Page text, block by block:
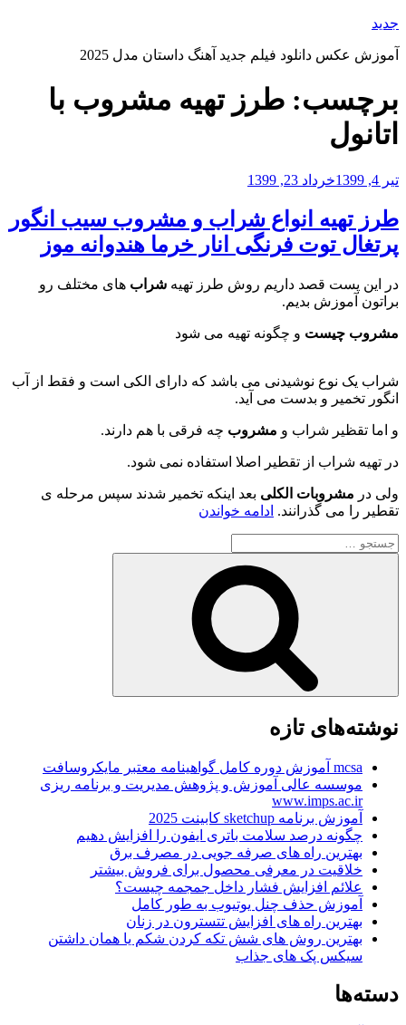
رفتن
محتوا
جدید
آموزش عکس دانلود فیلم جدید آهنگ داستان مدل 2025
برچسب: طرز تهیه مشروب با
اتانول
نوشته‌شده
تیر 4, 1399 خرداد 23, 1399
طرز تهیه انواع شراب و مشروب سیب انگور
پرتغال توت فرنگی انار خرما هندوانه موز
در این پست قصد داریم روش طرز تهیه شراب های مختلف رو
براتون آموزش بدیم.
مشروب چیست و چگونه تهیه می شود
شراب یک نوع نوشیدنی می باشد که دارای الکی است و فقط از آب
انگور تخمیر و بدست می آید.
و اما تقظیر شراب و مشروب چه فرقی با هم دارند.
در تهیه شراب از تقطیر اصلا استفاده نمی شود.
ولی در مشروبات الکلی بعد اینکه تخمیر شدند سپس مرحله ی
تقطیر را می گذرانند. ادامه خواندن
مشروب
سیب
انگور
پرتغال
انار
جستجو
برای
نوشته‌های تازه
mcsa آموزش دوره کامل گواهینامه معتبر مایکروسافت
موسسه عالی آموزش و پژوهش مدیریت و برنامه ریزی
www.imps.ac.ir
آموزش برنامه sketchup کابینت 2025
چگونه درصد سلامت باتری ایفون را افزایش دهیم
بهترین راه های صرفه جویی در مصرف برق
خلاقیت در معرفی محصول برای فروش بیشتر
علائم افزایش فشار داخل جمجمه چیست؟
آموزش حذف چنل یوتیوب به طور کامل
بهترین راه های افزایش تتسترون در زنان
بهترین روش های شش تکه کردن شکم یا همان داشتن
سیکس پک های جذاب
دسته‌ها